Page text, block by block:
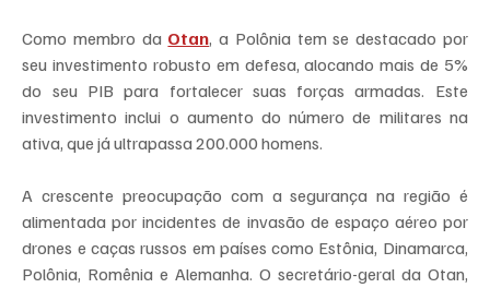
Como membro da Otan, a Polônia tem se destacado por
seu investimento robusto em defesa, alocando mais de 5%
do seu PIB para fortalecer suas forças armadas. Este
investimento inclui o aumento do número de militares na
ativa, que já ultrapassa 200.000 homens.
A crescente preocupação com a segurança na região é
alimentada por incidentes de invasão de espaço aéreo por
drones e caças russos em países como Estônia, Dinamarca,
Polônia, Romênia e Alemanha. O secretário-geral da Otan,